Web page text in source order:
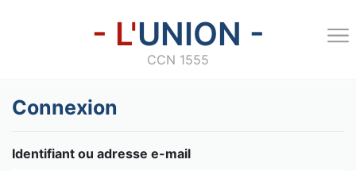
- L'UNION -
CCN 1555
Connexion
Identifiant ou adresse e-mail